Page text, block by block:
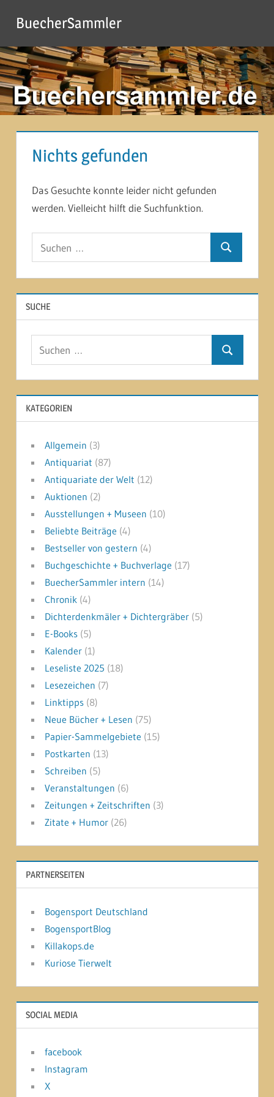
Inhalt
springen
BuecherSammler
Nichts gefunden
Das Gesuchte konnte leider nicht gefunden
werden. Vielleicht hilft die Suchfunktion.
nach:
Suchen
SUCHE
Suchen
KATEGORIEN
Allgemein (3)
Antiquariat (87)
Antiquariate der Welt (12)
Auktionen (2)
Ausstellungen + Museen (10)
Beliebte Beiträge (4)
Bestseller von gestern (4)
Buchgeschichte + Buchverlage (17)
BuecherSammler intern (14)
Chronik(4)
Dichterdenkmäler + Dichtergräber(5)
E-Books(5)
Kalender(1)
Leseliste 2025 (18)
Lesezeichen (7)
Linktipps(8)
Neue Bücher + Lesen (75)
Papier-Sammelgebiete (15)
Postkarten (13)
Schreiben (5)
Veranstaltungen (6)
Zeitungen + Zeitschriften (3)
Zitate + Humor(26)
PARTNERSEITEN
Bogensport Deutschland
BogensportBlog
Killakops.de
Kuriose Tierwelt
SOCIAL MEDIA
facebook
Instagram
X